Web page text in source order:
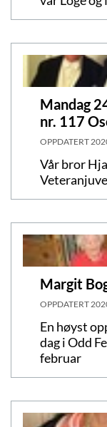
Mandag
nr. 117
OPPDATERT
Vår bror
Margit
OPPDATERT
En høyst
dag i Odd
februar